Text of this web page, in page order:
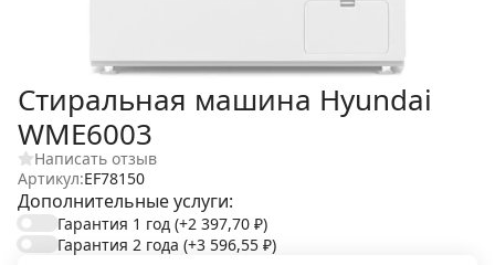
Стиральная машина Hyundai
WME6003
Написать отзыв
Артикул:EF78150
Дополнительные услуги:
Гарантия 1 год (+2 397,70 ₽)
Гарантия 2 года (+3 596,55 ₽)